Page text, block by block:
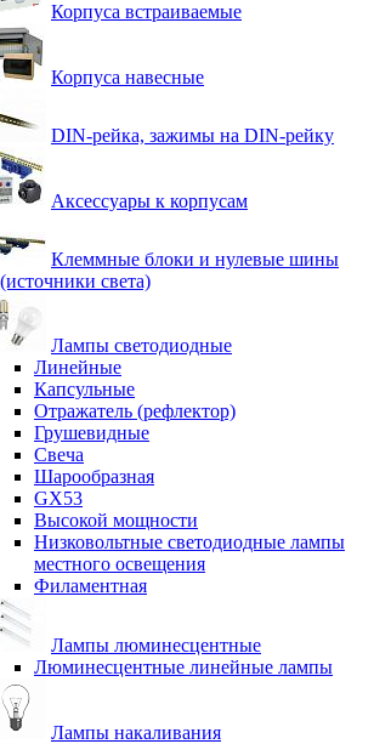
Корпуса встраиваемые
Корпуса навесные
DIN-рейка, зажимы на DIN-рейку
Аксессуары к корпусам
Клеммные блоки и нулевые шины
света)
Лампы светодиодные
Линейные
Капсульные
Отражатель (рефлектор)
Грушевидные
Свеча
Шарообразная
GX53
Высокой мощности
Низковольтные светодиодные лампы
местного освещения
Филаментная
Лампы люминесцентные
Люминесцентные линейные лампы
Лампы накаливания